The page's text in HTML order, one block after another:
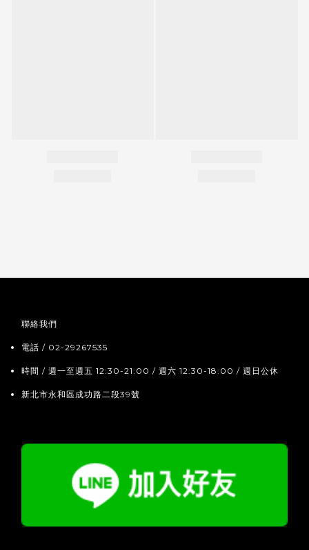
聯絡我們
電話 / 02-29267535
時間 / 週一至週五 12:30-21:00 / 週六 12:30-18:00 / 週日公休
新北市永和區成功路二段39號